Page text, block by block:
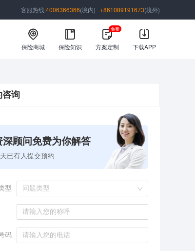
客服热线:4006366366(境内) +861089191673(境外)
保险商城 保险知识 方案定制
免费
下载APP
咨询
深顾问免费为你解答
已有人提交预约
型 问题类型
码